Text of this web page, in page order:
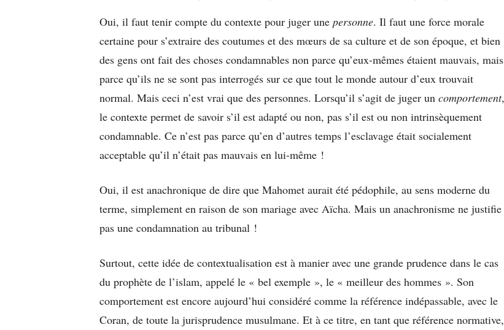
Oui, il faut tenir compte du contexte pour juger une personne. Il faut une force morale
certaine pour s’extraire des coutumes et des mœurs de sa culture et de son époque, et bien
des gens ont fait des choses condamnables non parce qu’eux-mêmes étaient mauvais, mais
parce qu’ils ne se sont pas interrogés sur ce que tout le monde autour d’eux trouvait
normal. Mais ceci n’est vrai que des personnes. Lorsqu’il s’agit de juger un comportement,
le contexte permet de savoir s’il est adapté ou non, pas s’il est ou non intrinsèquement
condamnable. Ce n’est pas parce qu’en d’autres temps l’esclavage était socialement
acceptable qu’il n’était pas mauvais en lui-même !
Oui, il est anachronique de dire que Mahomet aurait été pédophile, au sens moderne du
terme, simplement en raison de son mariage avec Aïcha. Mais un anachronisme ne justifie
pas une condamnation au tribunal !
Surtout, cette idée de contextualisation est à manier avec une grande prudence dans le cas
du prophète de l’islam, appelé le « bel exemple », le « meilleur des hommes ». Son
comportement est encore aujourd’hui considéré comme la référence indépassable, avec le
Coran, de toute la jurisprudence musulmane. Et à ce titre, en tant que référence normative,